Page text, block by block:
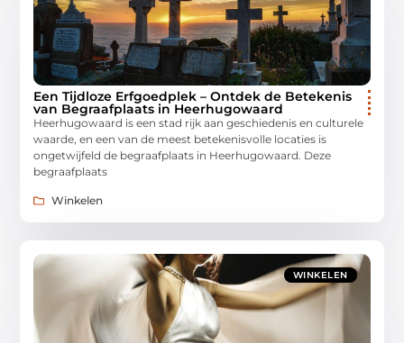
Een Tijdloze Erfgoedplek – Ontdek de Betekenis
van Begraafplaats in Heerhugowaard
Heerhugowaard is een stad rijk aan geschiedenis en culturele
waarde, en een van de meest betekenisvolle locaties is
ongetwijfeld de begraafplaats in Heerhugowaard. Deze
begraafplaats
Winkelen
WINKELEN